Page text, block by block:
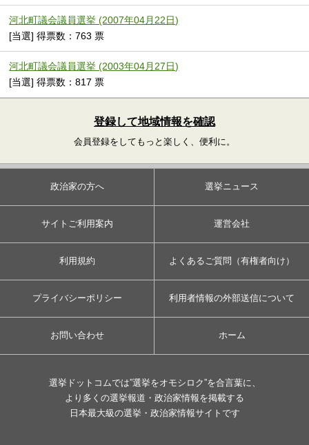
河北町議会議員選挙 (2007年04月22日)
[当選] 得票数：763 票
河北町議会議員選挙 (2003年04月27日)
[当選] 得票数：817 票
登録して地域情報を確認
会員登録をしてもっと楽しく、便利に。
政治家の方へ 選挙ニュース
サイトご利用案内 運営会社
利用規約 よくあるご質問（有権者向け）
プライバシーポリシー 利用者情報の外部送信について
お問い合わせ ホーム
選挙ドットコムでは”選挙をオモシロク”を合言葉に、
より多くの選挙報道・政治家情報を掲載する
日本最大級の選挙・政治家情報サイトです